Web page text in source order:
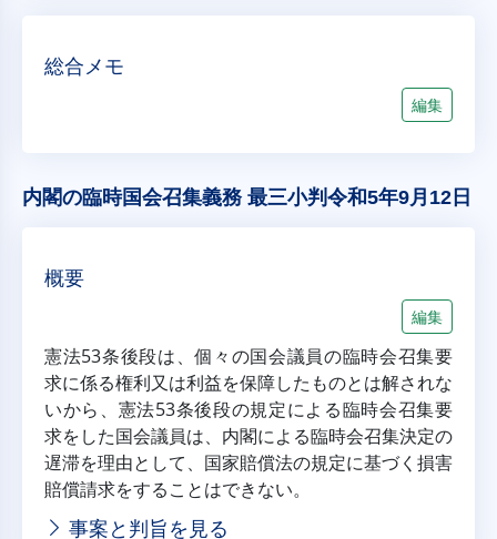
総合メモ
編集
内閣の臨時国会召集義務 最三小判令和5年9月12日
概要
編集
憲法53条後段は、個々の国会議員の臨時会召集要
求に係る権利又は利益を保障したものとは解されな
いから、憲法53条後段の規定による臨時会召集要
求をした国会議員は、内閣による臨時会召集決定の
遅滞を理由として、国家賠償法の規定に基づく損害
賠償請求をすることはできない。
事案と判旨を見る